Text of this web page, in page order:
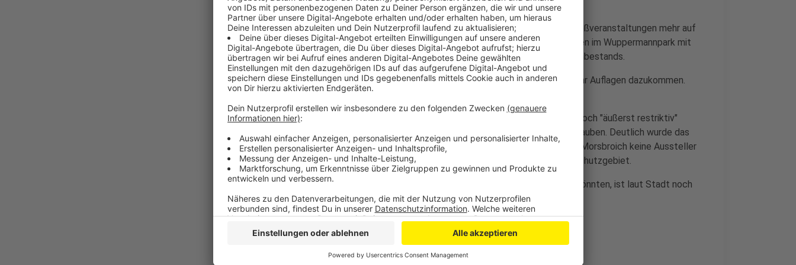
Eine Kölner Naturschutzbehörde hatte generell gefordert, bei Großveranstaltungen mehr auf
den Naturschutz zu achten.Schon jetzt hat es Veranstalter Nolden im Wuppermannpark mit
vielen Auflagen zutun. Unter anderem zum Schutz des alten Baumbestands.
In Zukunft könnten für das Schlebuscher Schützenfest noch mehr Auflagen dazukommen.
Etwa ein LKW-Verbot beim Aufbau.
Die Höhere Naturschutzbehörde hat die Stadt aufgefordert nur noch "äußerst restriktiv"
Ausnahmen für Großveranstaltungen im Naturschutzgebiet zu erlauben. Deutlich wurde das
zuletzt beim Europafest. Erstmalig durften rund um das Schloss Morsbroich keine Aussteller
mehr parken. Der Wuppermannpark liegt im selben Landschaftsschutzgebiet.
Wie mögliche schärfere Einschränkungen hier konkret aussehen könnten, ist laut Stadt noch
nicht absehbar.